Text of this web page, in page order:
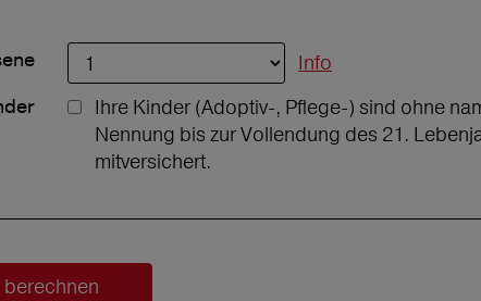
Info
Ihre Kinder (Adoptiv-, Pflege-) sind ohne
Nennung bis zur Vollendung des 21.
mitversichert.
berechnen